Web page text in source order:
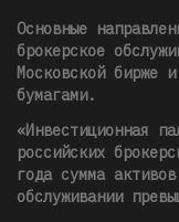
Основные
брокерское
Московской бирже
бумагами.
«Инвестиционная
российских
года сумма
обслуживании